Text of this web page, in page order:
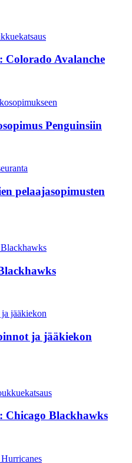
Colorado Avalanche
Penguinsiin
pelaajasopimusten
ja jääkiekon
Chicago Blackhawks